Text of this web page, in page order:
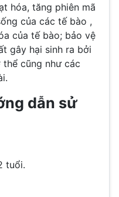
hóa, tăng phiên mã
của các tế bào ,
của tế bào; bảo vệ
gây hại sinh ra bởi
cũng như các
dẫn sử
tuổi.